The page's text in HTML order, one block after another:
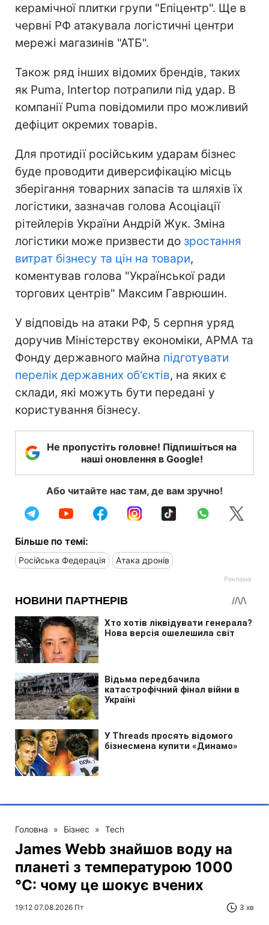
керамічної плитки групи "Епіцентр". Ще в
червні РФ атакувала логістичні центри
мережі магазинів "АТБ".
Також ряд інших відомих брендів, таких
як Puma, Intertop потрапили під удар. В
компанії Puma повідомили про можливий
дефіцит окремих товарів.
Для протидії російським ударам бізнес
буде проводити диверсифікацію місць
зберігання товарних запасів та шляхів їх
логістики, зазначав голова Асоціації
рітейлерів України Андрій Жук. Зміна
логістики може призвести до зростання
витрат бізнесу та цін на товари,
коментував голова "Української ради
торгових центрів" Максим Гаврюшин.
У відповідь на атаки РФ, 5 серпня уряд
доручив Міністерству економіки, АРМА та
Фонду державного майна підготувати
перелік державних об'єктів, на яких є
склади, які можуть бути передані у
користування бізнесу.
Не пропустіть головне! Підпишіться на
наші оновлення в Google!
Або читайте нас там, де вам зручно!
Більше по темі:
Російська Федерація Атака дронів
Головна » Бізнес » Tech
James Webb знайшов воду на
планеті з температурою 1000
°C: чому це шокує вчених
19:12 07.08.2026 Пт 3 хв